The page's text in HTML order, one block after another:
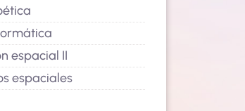
espacial II
espaciales